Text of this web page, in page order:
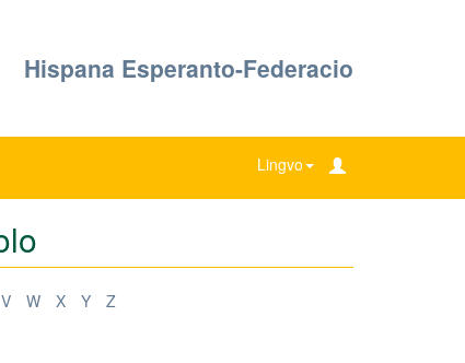
Hispana Esperanto-Federacio
Lingvo
V W X Y
Z